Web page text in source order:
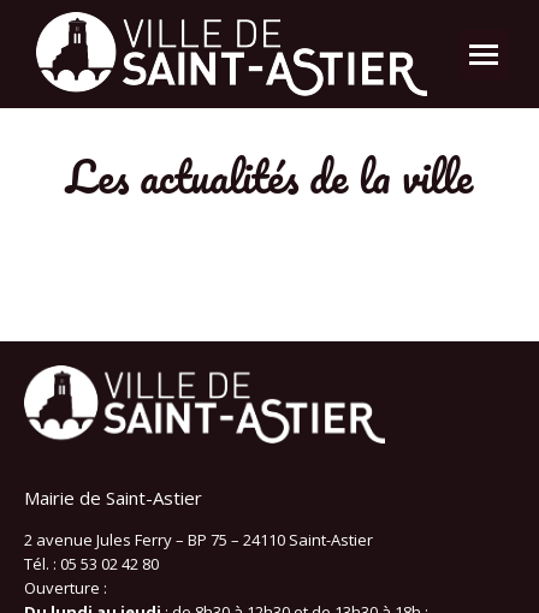
Les actualités de la ville
Mairie de Saint-Astier
2 avenue Jules Ferry – BP 75 – 24110 Saint-Astier
Tél. : 05 53 02 42 80
Ouverture :